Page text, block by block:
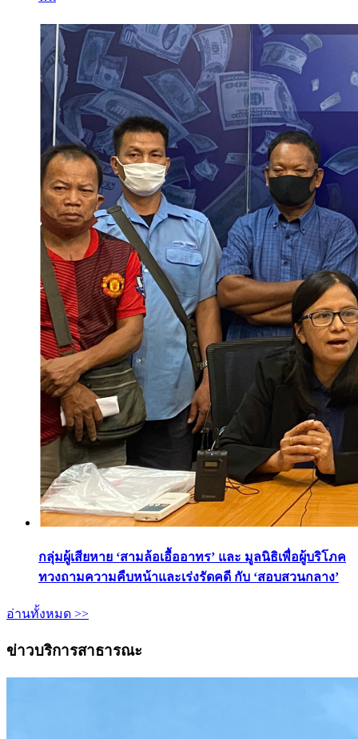
กลุ่มผู้เสียหาย ‘สามล้อเอื้ออาทร’ และ มูลนิธิเพื่อผู้บริโภค
ทวงถามความคืบหน้าและเร่งรัดคดี กับ ‘สอบสวนกลาง’
อ่านทั้งหมด >>
ข่าวบริการสาธารณะ